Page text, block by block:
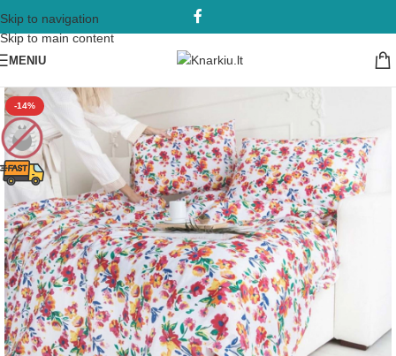
Skip to navigation
Skip to main content
MENIU
-14%